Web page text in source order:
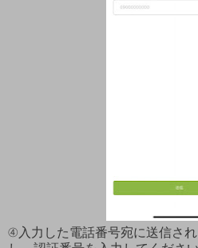
④入力した電話番号宛に送信さ